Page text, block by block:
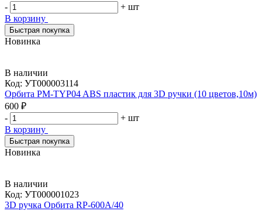
- + шт
В корзину
Быстрая покупка
Новинка
В наличии
Код: УТ000003114
Орбита PM-TYP04 ABS пластик для 3D ручки (10 цветов,10м)
600 ₽
-
+ шт
В корзину
Быстрая покупка
Новинка
В наличии
Код: УТ000001023
3D ручка Орбита RP-600A/40